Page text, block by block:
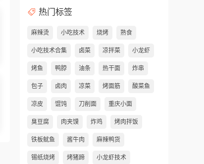
热门标签
麻辣烫 小吃技术 烧烤 熟食
小吃技术合集 卤菜 凉拌菜 小龙虾
烤鱼 鸭脖 油条 热干面 炸串
包子 卤肉 凉菜 烤面筋 酸菜鱼
凉皮 馄饨 刀削面 重庆小面
臭豆腐 肉夹馍 炸鸡 烤肉拌饭
铁板鱿鱼 酱牛肉 麻辣鸭货
锡纸烧烤 烤猪蹄 小龙虾技术